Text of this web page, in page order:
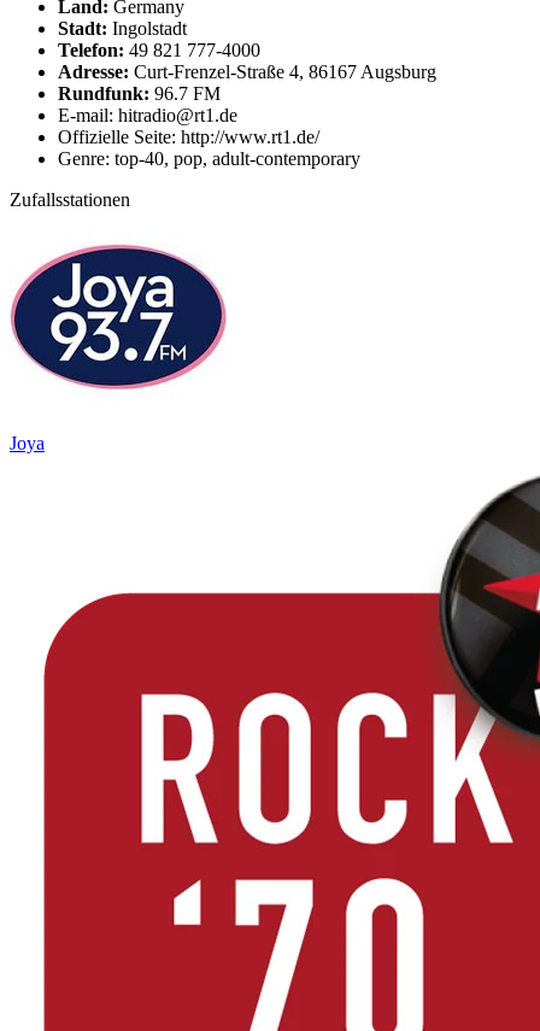
Land: Germany
Stadt: Ingolstadt
Telefon: 49 821 777-4000
Adresse: Curt-Frenzel-Straße 4, 86167 Augsburg
Rundfunk: 96.7 FM
E-mail: hitradio@rt1.de
Offizielle Seite: http://www.rt1.de/
Genre: top-40, pop, adult-contemporary
Zufallsstationen
Joya